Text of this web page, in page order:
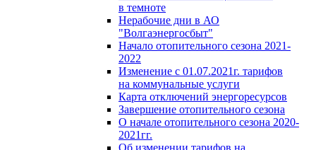
в темноте
Нерабочие дни в АО
"Волгаэнергосбыт"
Начало отопительного сезона 2021-
2022
Изменение с 01.07.2021г. тарифов
на коммунальные услуги
Карта отключений энергоресурсов
Завершение отопительного сезона
О начале отопительного сезона 2020-
2021гг.